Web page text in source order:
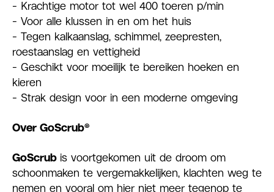
- Krachtige motor tot wel 400 toeren p/min
- Voor alle klussen in en om het huis
- Tegen kalkaanslag, schimmel, zeepresten,
roestaanslag en vettigheid
- Geschikt voor moeilijk te bereiken hoeken en
kieren
- Strak design voor in een moderne omgeving
Over GoScrub®
GoScrub is voortgekomen uit de droom om
schoonmaken te vergemakkelijken, klachten weg te
nemen en vooral om hier niet meer tegenop te